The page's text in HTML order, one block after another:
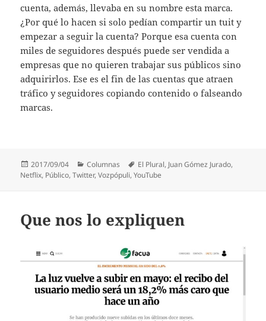
cuenta, además, llevaba en su nombre esta marca.
¿Por qué lo hacen si solo pedían compartir un tuit y
empezar a seguir la cuenta? Porque esa cuenta con
miles de seguidores después puede ser vendida a
empresas que no quieren trabajar sus públicos sino
adquirirlos. Ese es el fin de las cuentas que atraen
tráfico y seguidores copiando contenido o falseando
marcas.
Publicado
el
2017/09/04 Categorías
Columnas Etiquetas
El Plural, Juan Gómez Jurado,
Netflix, Público,Twitter,Vozpópuli,YouTube
Que nos lo expliquen